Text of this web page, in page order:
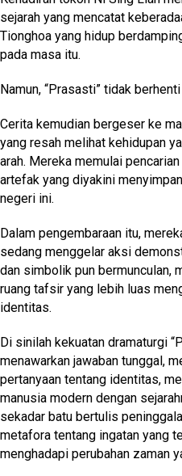
sejarah yang mencatat
Tionghoa yang hidup
pada masa itu.
Namun, “Prasasti” tidak
Cerita kemudian bergeser ke
yang resah melihat kehidupan
arah. Mereka memulai
artefak yang diyakini
negeri ini.
Dalam pengembaraan itu,
sedang menggelar aksi
dan simbolik pun bermunculan,
ruang tafsir yang lebih luas
identitas.
Di sinilah kekuatan dramaturgi
menawarkan jawaban tunggal,
pertanyaan tentang identitas,
manusia modern dengan
sekadar batu bertulis
metafora tentang ingatan yang
menghadapi perubahan zaman